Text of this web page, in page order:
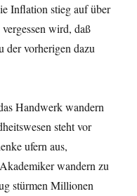
Inflation stieg auf über
wird, daß
der vorherigen dazu
Handwerk wandern
steht vor
ufern aus,
wandern zu
stürmen Millionen